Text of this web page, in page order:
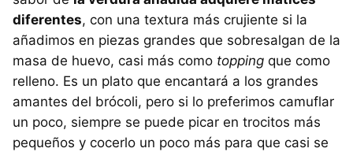
diferentes, con una textura más crujiente si la
añadimos en piezas grandes que sobresalgan de la
masa de huevo, casi más como topping que como
relleno. Es un plato que encantará a los grandes
amantes del brócoli, pero si lo preferimos camuflar
un poco, siempre se puede picar en trocitos más
pequeños y cocerlo un poco más para que casi se